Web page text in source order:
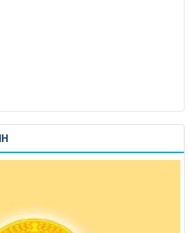
pháp luật trong lĩnh vực đất đai, tại